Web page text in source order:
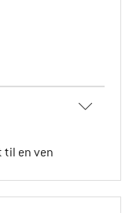
til en ven